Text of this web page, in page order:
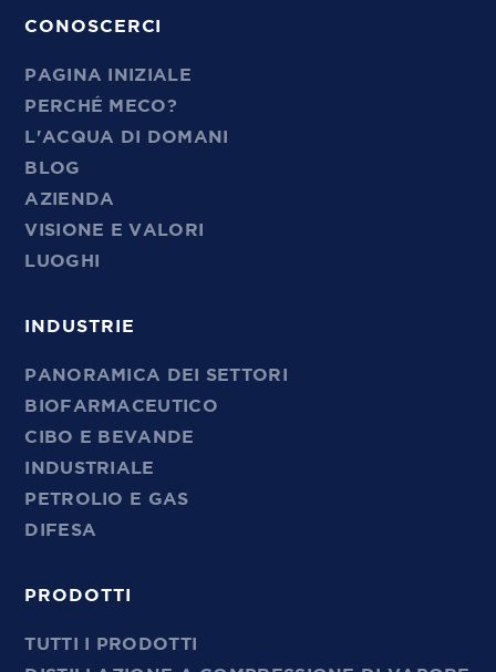
CONOSCERCI
PAGINA INIZIALE
PERCHÉ MECO?
L'ACQUA DI DOMANI
BLOG
AZIENDA
VISIONE E VALORI
LUOGHI
INDUSTRIE
PANORAMICA DEI SETTORI
BIOFARMACEUTICO
CIBO E BEVANDE
INDUSTRIALE
PETROLIO E GAS
DIFESA
PRODOTTI
TUTTI I PRODOTTI